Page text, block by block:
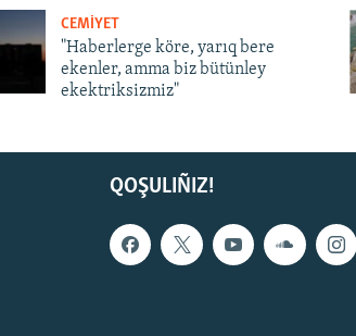
CEMİYET
"Haberlerge köre, yarıq bere
ekenler, amma biz bütünley
ekektriksizmiz"
QOŞULIÑIZ!